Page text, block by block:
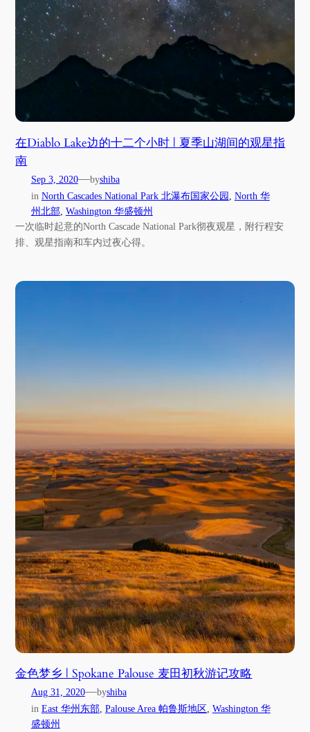
在Diablo Lake边的十二个小时 | 夏季山湖间的观星指
南
Sep 3, 2020—byshiba
in North Cascades National Park 北瀑布国家公园
North 华
州北部, Washington 华盛顿州
一次临时起意的North Cascade National Park彻夜观星，附行程安
排、观星指南和车内过夜心得。
金色梦乡 | Spokane Palouse 麦田初秋游记攻略
Aug 31, 2020—byshiba
in East 华州东部, Palouse Area 帕鲁斯地区, Washington 华
盛顿州